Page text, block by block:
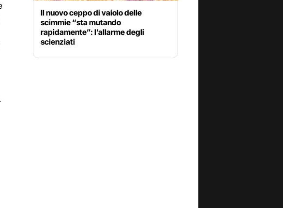
Il nuovo ceppo di vaiolo delle
scimmie “sta mutando
rapidamente”: l’allarme degli
scienziati